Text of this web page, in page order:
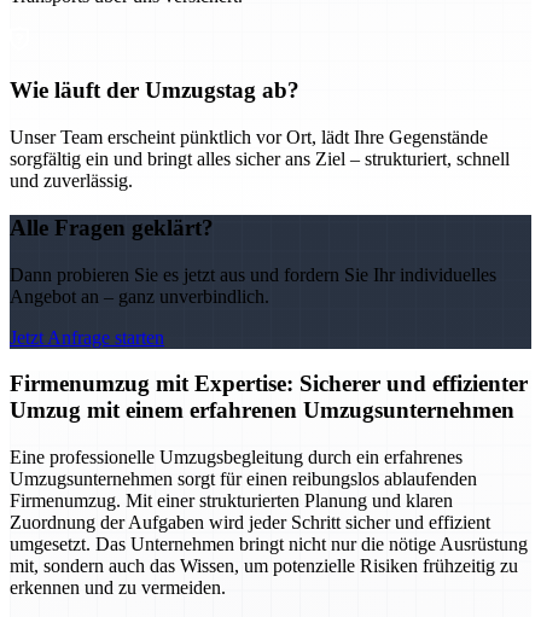
Wie läuft der Umzugstag ab?
Unser Team erscheint pünktlich vor Ort, lädt Ihre Gegenstände
sorgfältig ein und bringt alles sicher ans Ziel – strukturiert, schnell
und zuverlässig.
Alle Fragen geklärt?
Dann probieren Sie es jetzt aus und fordern Sie Ihr individuelles
Angebot an – ganz unverbindlich.
Jetzt Anfrage starten
Firmenumzug mit Expertise: Sicherer und effizienter
Umzug mit einem erfahrenen Umzugsunternehmen
Eine professionelle Umzugsbegleitung durch ein erfahrenes
Umzugsunternehmen sorgt für einen reibungslos ablaufenden
Firmenumzug. Mit einer strukturierten Planung und klaren
Zuordnung der Aufgaben wird jeder Schritt sicher und effizient
umgesetzt. Das Unternehmen bringt nicht nur die nötige Ausrüstung
mit, sondern auch das Wissen, um potenzielle Risiken frühzeitig zu
erkennen und zu vermeiden.